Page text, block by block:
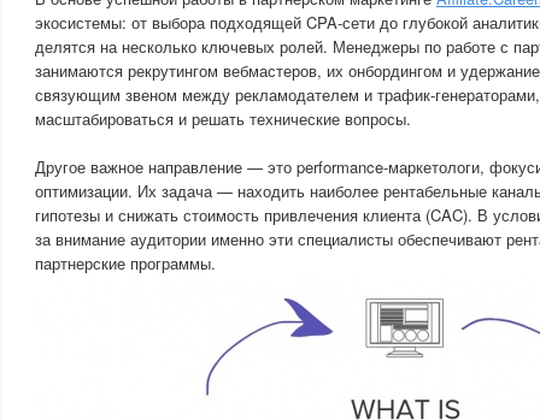
экосистемы: от выбора подходящей CPA-сети до глубокой
делятся на несколько ключевых ролей. Менеджеры по работе с
занимаются рекрутингом вебмастеров, их онбордингом и
связующим звеном между рекламодателем и трафик-
масштабироваться и решать технические вопросы.
Другое важное направление — это performance-маркетологи,
оптимизации. Их задача — находить наиболее рентабельные
гипотезы и снижать стоимость привлечения клиента (CAC). В
за внимание аудитории именно эти специалисты обеспечивают
партнерские программы.